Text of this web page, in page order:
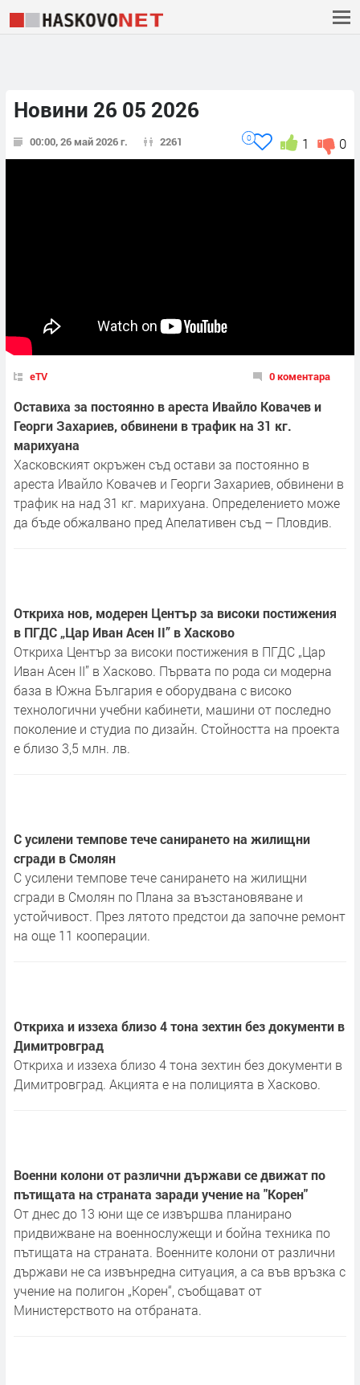
Новини 26 05 2026
00:00, 26 май 2026 г. 2261 0
1
0
eTV 0 коментара
Оставиха за постоянно в ареста Ивайло Ковачев и
Георги Захариев, обвинени в трафик на 31 кг.
марихуана
Хасковският окръжен съд остави за постоянно в
ареста Ивайло Ковачев и Георги Захариев, обвинени в
трафик на над 31 кг. марихуана. Определението може
да бъде обжалвано пред Апелативен съд – Пловдив.
Откриха нов, модерен Център за високи постижения
в ПГДС „Цар Иван Асен II” в Хасково
Откриха Център за високи постижения в ПГДС „Цар
Иван Асен II” в Хасково. Първата по рода си модерна
база в Южна България е оборудвана с високо
технологични учебни кабинети, машини от последно
поколение и студиа по дизайн. Стойността на проекта
е близо 3,5 млн. лв.
С усилени темпове тече санирането на жилищни
сгради в Смолян
С усилени темпове тече санирането на жилищни
сгради в Смолян по Плана за възстановяване и
устойчивост. През лятото предстои да започне ремонт
на още 11 кооперации.
Откриха и иззеха близо 4 тона зехтин без документи в
Димитровград
Откриха и иззеха близо 4 тона зехтин без документи в
Димитровград. Акцията е на полицията в Хасково.
Военни колони от различни държави се движат по
пътищата на страната заради учение на "Корен"
От днес до 13 юни ще се извършва планирано
придвижване на военнослужещи и бойна техника по
пътищата на страната. Военните колони от различни
държави не са извънредна ситуация, а са във връзка с
учение на полигон „Корен“, съобщават от
Министерството на отбраната.